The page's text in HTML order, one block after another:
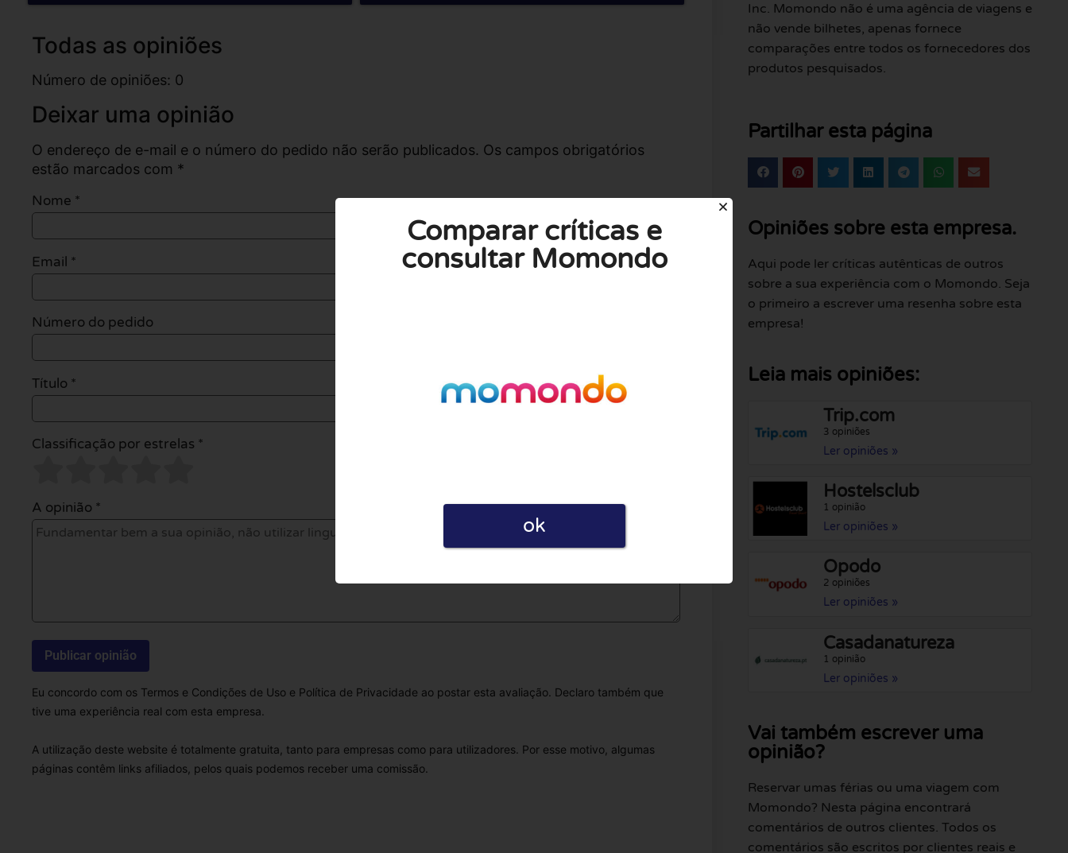
Todas as opiniões
Número de opiniões: 0
Deixar uma opinião
O endereço de e-mail e o número do pedido não serão publicados. Os campos obrigatórios
estão marcados com *
Nome *
Email *
Número do pedido
Título *
Classificação por estrelas *
A opinião *
Eu concordo com os Termos e Condições de Uso e Política de Privacidade ao postar esta avaliação. Declaro também que
tive uma experiência real com esta empresa.
A utilização deste website é totalmente gratuita, tanto para empresas como para utilizadores. Por esse motivo, algumas
páginas contêm links afiliados, pelos quais podemos receber uma comissão.
Inc. Momondo não é uma agência de viagens e
não vende bilhetes, apenas fornece
comparações entre todos os fornecedores dos
produtos pesquisados.
Partilhar esta página
Opiniões sobre esta empresa.
Aqui pode ler críticas autênticas de outros
sobre a sua experiência com o Momondo. Seja
o primeiro a escrever uma resenha sobre esta
empresa!
Leia mais opiniões:
Trip.com
3 opiniões
Ler opiniões »
Hostelsclub
1 opinião
Ler opiniões »
Opodo
2 opiniões
Ler opiniões »
Casadanatureza
1 opinião
Ler opiniões »
Vai também escrever uma
opinião?
Reservar umas férias ou uma viagem com
Momondo? Nesta página encontrará
comentários de outros clientes. Todos os
comentários são escritos por clientes reais e
Comparar críticas e
consultar Momondo
ok